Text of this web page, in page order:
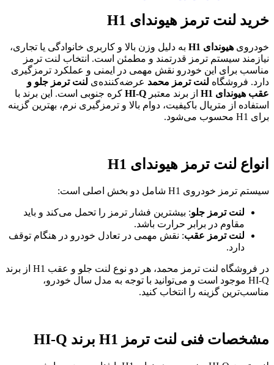
خرید لنت ترمز هیوندای H1
خودروی هیوندای H1
به دلیل وزن بالا و کاربری خانوادگی یا تجاری،
نیازمند سیستم ترمز قدرتمند و مطمئن است. انتخاب لنت ترمز
مناسب برای این خودرو نقش مهمی در ایمنی و عملکرد ترمزگیری
دارد. فروشگاه لنت ترمز محمد عرضه‌کننده‌ی لنت ترمز جلو و
عقب هیوندای H1
از برند معتبر HI-Q کره جنوبی است. این برند با
استفاده از متریال باکیفیت، دوام بالا و ترمزگیری نرم، بهترین گزینه
برای H1 محسوب می‌شود.
انواع لنت ترمز هیوندای H1
سیستم ترمز خودروی H1 شامل دو بخش اصلی است:
لنت ترمز جلو: بیشترین فشار ترمز را تحمل می‌کند و باید
مقاوم در برابر حرارت باشد.
لنت ترمز عقب: نقش مهمی در تعادل خودرو در هنگام توقف
دارد.
در فروشگاه لنت ترمز محمد، هر دو نوع لنت جلو و عقب H1 از برند
HI-Q موجود است و می‌توانید با توجه به مدل سال خودرو،
مناسب‌ترین گزینه را انتخاب کنید.
مشخصات فنی لنت ترمز H1 برند HI-Q